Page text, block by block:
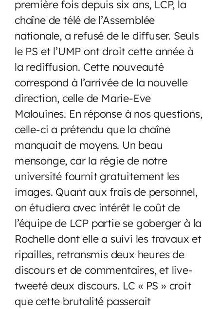
première fois depuis six ans, LCP, la
chaîne de télé de l’Assemblée
nationale, a refusé de le diffuser. Seuls
le PS et l’UMP ont droit cette année à
la rediffusion. Cette nouveauté
correspond à l’arrivée de la nouvelle
direction, celle de Marie-Eve
Malouines. En réponse à nos questions,
celle-ci a prétendu que la chaîne
manquait de moyens. Un beau
mensonge, car la régie de notre
université fournit gratuitement les
images. Quant aux frais de personnel,
on étudiera avec intérêt le coût de
l’équipe de LCP partie se goberger à la
Rochelle dont elle a suivi les travaux et
ripailles, retransmis deux heures de
discours et de commentaires, et live-
tweeté deux discours. LC « PS » croit
que cette brutalité passerait